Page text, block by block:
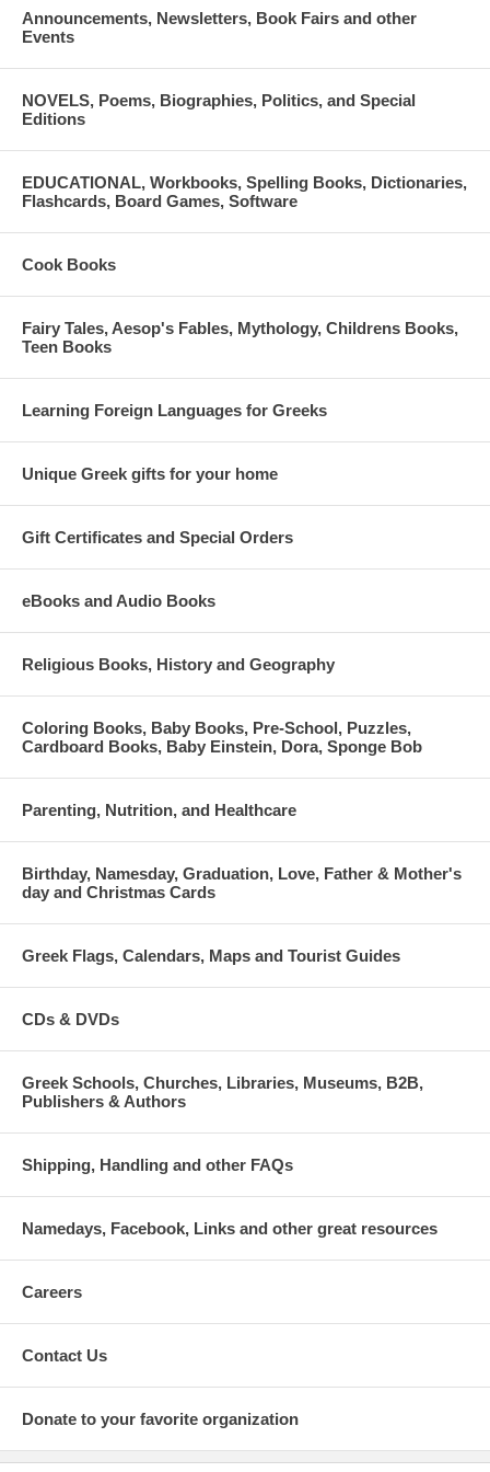
Announcements, Newsletters, Book Fairs and other
Events
NOVELS, Poems, Biographies, Politics, and Special
Editions
EDUCATIONAL, Workbooks, Spelling Books, Dictionaries,
Flashcards, Board Games, Software
Cook Books
Fairy Tales, Aesop's Fables, Mythology, Childrens Books,
Teen Books
Learning Foreign Languages for Greeks
Unique Greek gifts for your home
Gift Certificates and Special Orders
eBooks and Audio Books
Religious Books, History and Geography
Coloring Books, Baby Books, Pre-School, Puzzles,
Cardboard Books, Baby Einstein, Dora, Sponge Bob
Parenting, Nutrition, and Healthcare
Birthday, Namesday, Graduation, Love, Father & Mother's
day and Christmas Cards
Greek Flags, Calendars, Maps and Tourist Guides
CDs & DVDs
Greek Schools, Churches, Libraries, Museums, B2B,
Publishers & Authors
Shipping, Handling and other FAQs
Namedays, Facebook, Links and other great resources
Careers
Contact Us
Donate to your favorite organization